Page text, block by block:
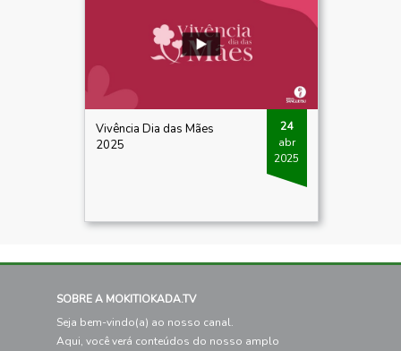
Vivência Dia das Mães
2025
24
abr
2025
SOBRE A MOKITIOKADA.TV
Seja bem-vindo(a) ao nosso canal.
Aqui, você verá conteúdos do nosso amplo